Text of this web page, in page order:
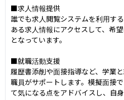
■求人情報提供
誰でも求人閲覧システムを利用す
ある求人情報にアクセスして、希
となっています。
■就職活動支援
履歴書添削や面接指導など、学業
職員がサポートします。模擬面接
て気になる点をアドバイスし、自